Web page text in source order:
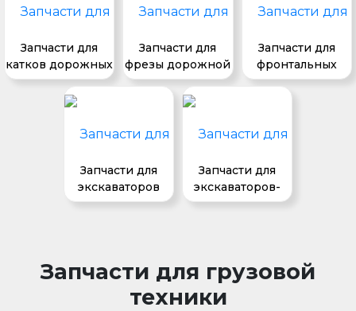
Запчасти для
катков дорожных
Запчасти для
фрезы дорожной
Запчасти для
фронтальных
погрузчиков
Запчасти для
экскаваторов
Запчасти для
экскаваторов-
погрузчиков
Запчасти для грузовой
техники